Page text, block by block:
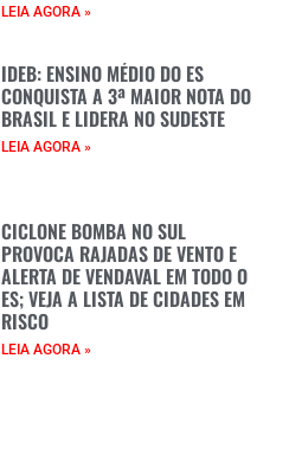
LEIA AGORA »
IDEB: ENSINO MÉDIO DO ES
CONQUISTA A 3ª MAIOR NOTA DO
BRASIL E LIDERA NO SUDESTE
LEIA AGORA »
CICLONE BOMBA NO SUL
PROVOCA RAJADAS DE VENTO E
ALERTA DE VENDAVAL EM TODO O
ES; VEJA A LISTA DE CIDADES EM
RISCO
LEIA AGORA »